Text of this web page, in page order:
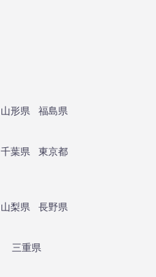
山形県
福島県
千葉県
東京都
山梨県
長野県
三重県